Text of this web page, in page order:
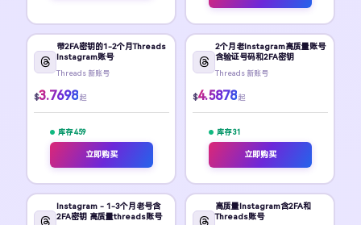
带2FA密钥的1-2个月Threads
Instagram账号
Threads 新账号
$3.7698 起
库存 459
立即购买
2个月老Instagram高质量账号
含验证号码和2FA密钥
Threads 新账号
$4.5878 起
库存 31
立即购买
Instagram - 1-3个月老号含
2FA密钥 高质量threads账号
高质量Instagram含2FA和
Threads账号